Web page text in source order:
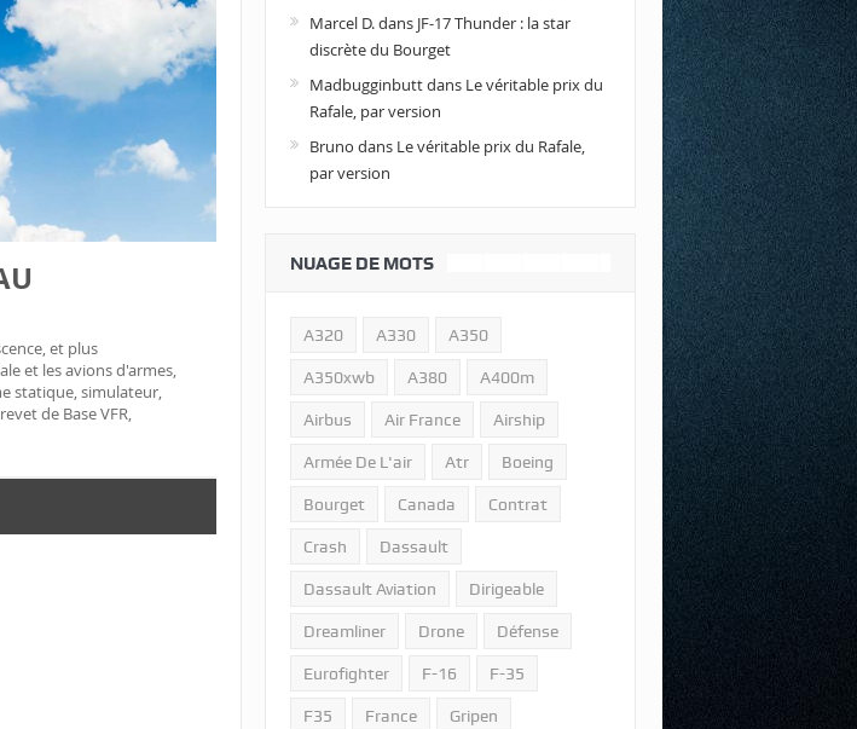
et plus
et les avions d'armes,
statique, simulateur,
de Base VFR,
Marcel D.dans JF-17 Thunder : la star
discrète du Bourget
Madbugginbuttdans Le véritable prix du
Rafale, par version
Bruno dans Le véritable prix du Rafale,
par version
NUAGE DE MOTS
A320 A330 A350
A350xwb A380 A400m
Airbus Air France Airship
Armée De L'air Atr Boeing
Bourget Canada Contrat
Crash Dassault
Dassault Aviation Dirigeable
Dreamliner Drone Défense
Eurofighter F-16 F-35
F35 France Gripen